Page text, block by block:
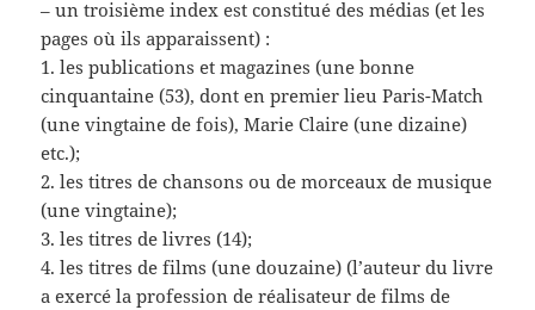
– un troisième index est constitué des médias (et les
pages où ils apparaissent) :
1. les publications et magazines (une bonne
cinquantaine (53), dont en premier lieu Paris-Match
(une vingtaine de fois), Marie Claire (une dizaine)
etc.);
2. les titres de chansons ou de morceaux de musique
(une vingtaine);
3. les titres de livres (14);
4. les titres de films (une douzaine) (l’auteur du livre
a exercé la profession de réalisateur de films de